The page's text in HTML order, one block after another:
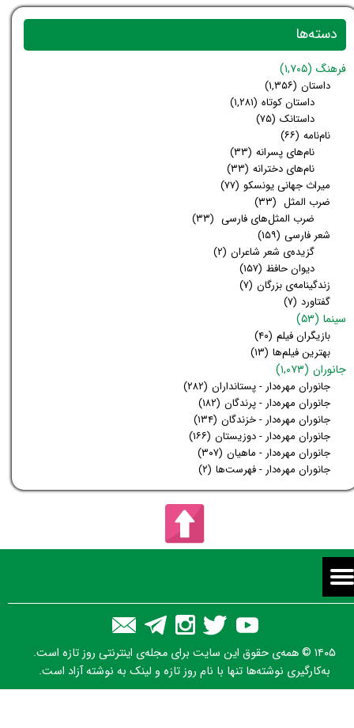
دسته‌ها
فرهنگ (۱,۷۰۵)
داستان (۱,۳۵۶)
داستان کوتاه (۱,۲۸۱)
داستانک (۷۵)
نام‌نامه (۶۶)
نام‌های پسرانه (۳۳)
نام‌های دخترانه (۳۳)
میراث جهانی یونسکو (۷۷)
ضرب المثل (۳۳)
ضرب المثل‌های فارسی (۳۳)
شعر فارسی (۱۵۹)
گزیده‌ی شعر شاعران (۲)
دیوان حافظ (۱۵۷)
زندگینامه‌ی بزرگان (۷)
گفتاورد (۷)
سینما (۵۳)
بازیگران فیلم (۴۰)
بهترین فیلم‌ها (۱۳)
جانوران (۱,۰۷۳)
جانوران مهره‌دار - پستانداران (۲۸۲)
جانوران مهره‌دار - پرندگان (۱۸۲)
جانوران مهره‌دار - خزندگان (۱۳۴)
جانوران مهره‌دار - دوزیستان (۱۶۶)
جانوران مهره‌دار - ماهیان (۳۰۷)
جانوران مهره‌دار - فهرست‌ها (۲)
۱۴۰۵ © همه‌ی حقوق این سایت برای مجله‌ی اینترنتی روز تازه است.
به‌کارگیری نوشته‌ها تنها با نام روز تازه و لینک به نوشته آزاد است.